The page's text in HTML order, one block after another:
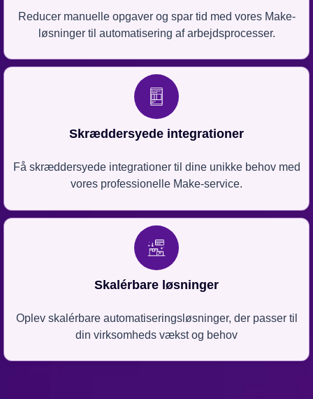
Reducer manuelle opgaver og spar tid med vores Make-
løsninger til automatisering af arbejdsprocesser.
Skræddersyede integrationer
Få skræddersyede integrationer til dine unikke behov med
vores professionelle Make-service.
Skalérbare løsninger
Oplev skalérbare automatiseringsløsninger, der passer til
din virksomheds vækst og behov